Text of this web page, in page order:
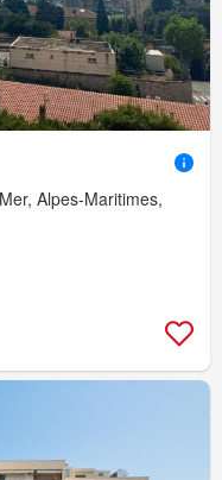
Alpes-Maritimes,